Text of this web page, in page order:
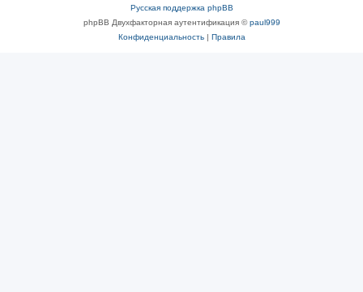
Русская поддержка phpBB
phpBB Двухфакторная аутентификация ©paul999
Конфиденциальность| Правила